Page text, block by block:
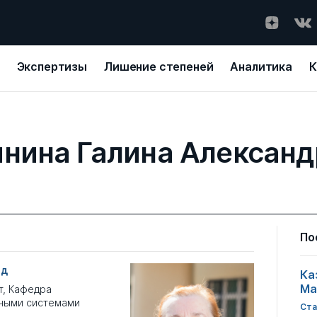
Экспертизы Лишение степеней Аналитика
Галина
Кафедра
системами